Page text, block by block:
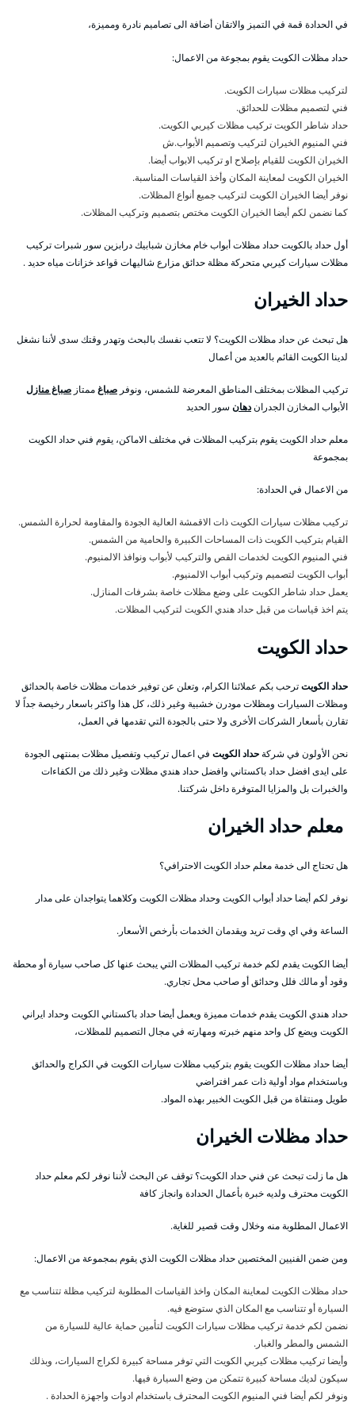
في الحدادة قمة في التميز والاتقان أضافة الى تصاميم نادرة ومميزة،
حداد مظلات الكويت يقوم بمجوعة من الاعمال:
لتركيب مظلات سيارات الكويت.
فني لتصميم مظلات للحدائق.
حداد شاطر الكويت تركيب مظلات كيربي الكويت.
فني المنيوم الخيران لتركيب وتصميم الأبواب.ش
الخيران الكويت للقيام بإصلاح او تركيب الابواب أيضا.
الخيران الكويت لمعاينة المكان وأخذ القياسات المناسبة.
نوفر أيضا الخيران الكويت لتركيب جميع أنواع المظلات.
كما نضمن لكم أيضا الخيران الكويت مختص بتصميم وتركيب المظلات.
أول حداد بالكويت حداد مظلات أبواب خام مخازن شبابيك درابزين سور شبرات تركيب
مظلات سيارات كيربي متحركة مظلة حدائق مزارع شاليهات قواعد خزانات مياه حديد .
حداد الخيران
هل تبحث عن حداد مظلات الكويت؟ لا تتعب نفسك بالبحث وتهدر وقتك سدى لأننا نشغل
لدينا الكويت القائم بالعديد من أعمال
تركيب المظلات بمختلف المناطق المعرضة للشمس، ونوفر صباغممتاز صباغ منازل
الأبواب المخازن الجدراندهان سور الحديد
معلم حداد الكويت يقوم بتركيب المظلات في مختلف الاماكن، يقوم فني حداد الكويت
بمجموعة
من الاعمال في الحدادة:
تركيب مظلات سيارات الكويت ذات الاقمشة العالية الجودة والمقاومة لحرارة الشمس.
القيام بتركيب الكويت ذات المساحات الكبيرة والحامية من الشمس.
فني المنيوم الكويت لخدمات القص والتركيب لأبواب ونوافذ الالمنيوم.
أبواب الكويت لتصميم وتركيب أبواب الالمنيوم.
يعمل حداد شاطر الكويت على وضع مظلات خاصة بشرفات المنازل.
يتم اخذ قياسات من قبل حداد هندي الكويت لتركيب المظلات.
حداد الكويت
حداد الكويتترحب بكم عملائنا الكرام، وتعلن عن توفير خدمات مظلات خاصة بالحدائق
ومظلات السيارات ومظلات مودرن خشبية وغير ذلك، كل هذا واكثر باسعار رخيصة جداً لا
تقارن بأسعار الشركات الأخرى ولا حتى بالجودة التي تقدمها في العمل،
نحن الأولون في شركةحداد الكويت في اعمال تركيب وتفصيل مظلات بمنتهى الجودة
على ايدى افضل حداد باكستاني وافضل حداد هندي مظلات وغير ذلك من الكفاءات
والخبرات بل والمزايا المتوفرة داخل شركتنا.
معلم حداد الخيران
هل تحتاج الى خدمة معلم حداد الكويت الاحترافي؟
نوفر لكم أيضا حداد أبواب الكويت وحداد مظلات الكويت وكلاهما يتواجدان على مدار
الساعة وفي اي وقت تريد ويقدمان الخدمات بأرخص الأسعار.
أيضا الكويت يقدم لكم خدمة تركيب المظلات التي يبحث عنها كل صاحب سيارة أو محطة
وقود أو مالك فلل وحدائق أو صاحب محل تجاري.
حداد هندي الكويت يقدم خدمات مميزة ويعمل أيضا حداد باكستاني الكويت وحداد ايراني
الكويت ويضع كل واحد منهم خبرته ومهارته في مجال التصميم للمظلات،
أيضا حداد مظلات الكويت يقوم بتركيب مظلات سيارات الكويت في الكراج والحدائق
وباستخدام مواد أولية ذات عمر افتراضي
طويل ومنتقاة من قبل الكويت الخبير بهذه المواد.
حداد مظلات الخيران
هل ما زلت تبحث عن فني حداد الكويت؟ توقف عن البحث لأننا نوفر لكم معلم حداد
الكويت محترف ولديه خبرة بأعمال الحدادة وانجاز كافة
الاعمال المطلوبة منه وخلال وقت قصير للغاية.
ومن ضمن الفنيين المختصين حداد مظلات الكويت الذي يقوم بمجموعة من الاعمال:
حداد مظلات الكويت لمعاينة المكان واخذ القياسات المطلوبة لتركيب مظلة تتناسب مع
السيارة أو تتناسب مع المكان الذي ستوضع فيه.
نضمن لكم خدمة تركيب مظلات سيارات الكويت لتأمين حماية عالية للسيارة من
الشمس والمطر والغبار.
وأيضا تركيب مظلات كيربي الكويت التي توفر مساحة كبيرة لكراج السيارات، وبذلك
سيكون لديك مساحة كبيرة تتمكن من وضع السيارة فيها.
ونوفر لكم أيضا فني المنيوم الكويت المحترف باستخدام ادوات واجهزة الحدادة .